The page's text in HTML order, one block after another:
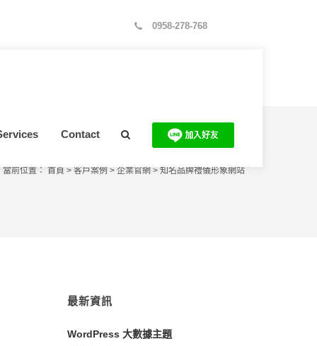
0958-278-768
Contact
當前位置： 首頁 > 客戶案例 > 企業官網 > 知名品牌禮儀形象網站
最新資訊
WordPress 大數據主題